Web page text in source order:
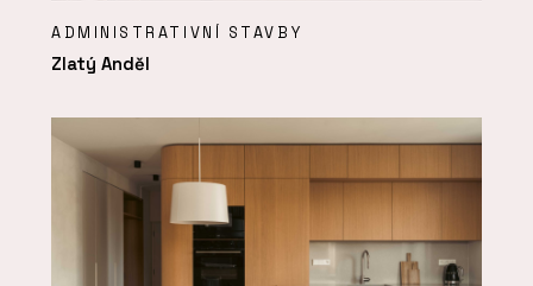
ADMINISTRATIVNÍ STAVBY
Zlatý Anděl